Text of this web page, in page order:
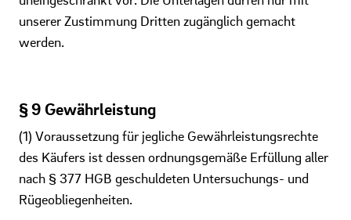
unserer Zustimmung Dritten zugänglich gemacht
werden.
§ 9 Gewährleistung
(1) Voraussetzung für jegliche Gewährleistungsrechte
des Käufers ist dessen ordnungsgemäße Erfüllung aller
nach § 377 HGB geschuldeten Untersuchungs- und
Rügeobliegenheiten.